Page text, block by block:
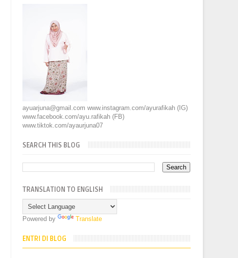
ayuarjuna@gmail.com www.instagram.com/ayurafikah (IG)
www.facebook.com/ayu.rafikah (FB)
www.tiktok.com/ayaurjuna07
SEARCH THIS BLOG
TRANSLATION TO ENGLISH
Powered by Translate
ENTRI DI BLOG